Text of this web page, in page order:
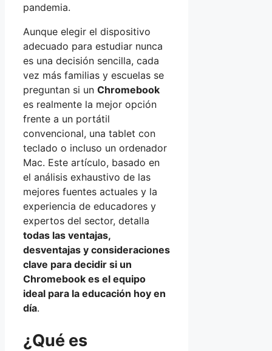
pandemia.
Aunque elegir el dispositivo
adecuado para estudiar nunca
es una decisión sencilla, cada
vez más familias y escuelas se
preguntan si un Chromebook
es realmente la mejor opción
frente a un portátil
convencional, una tablet con
teclado o incluso un ordenador
Mac. Este artículo, basado en
el análisis exhaustivo de las
mejores fuentes actuales y la
experiencia de educadores y
expertos del sector, detalla
todas las ventajas,
desventajas y consideraciones
clave para decidir si un
Chromebook es el equipo
ideal para la educación hoy en
día.
¿Qué es